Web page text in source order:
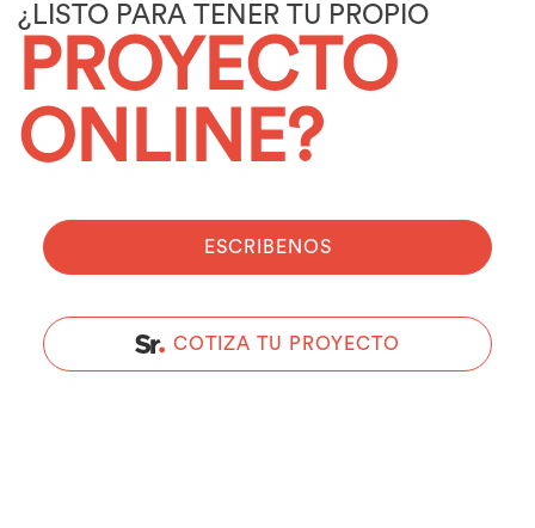
¿LISTO PARA TENER TU PROPIO
PROYECTO
ONLINE?
ESCRIBENOS
COTIZA TU PROYECTO